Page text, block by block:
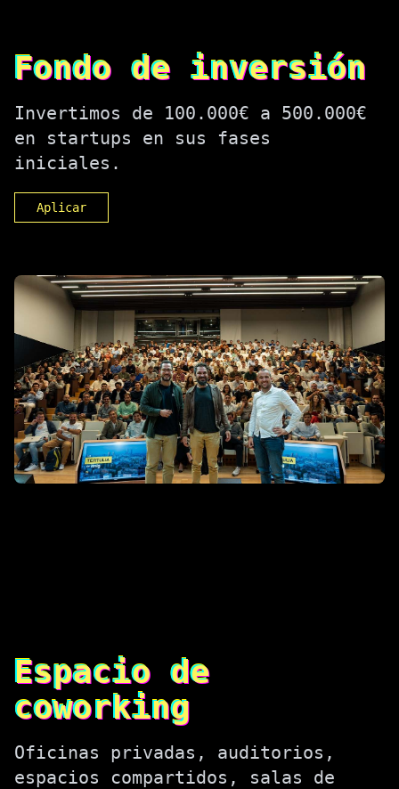
Fondo de inversión
Invertimos de 100.000€ a 500.000€
en startups en sus fases
iniciales.
Aplicar
Espacio de
coworking
Oficinas privadas, auditorios,
espacios compartidos, salas de